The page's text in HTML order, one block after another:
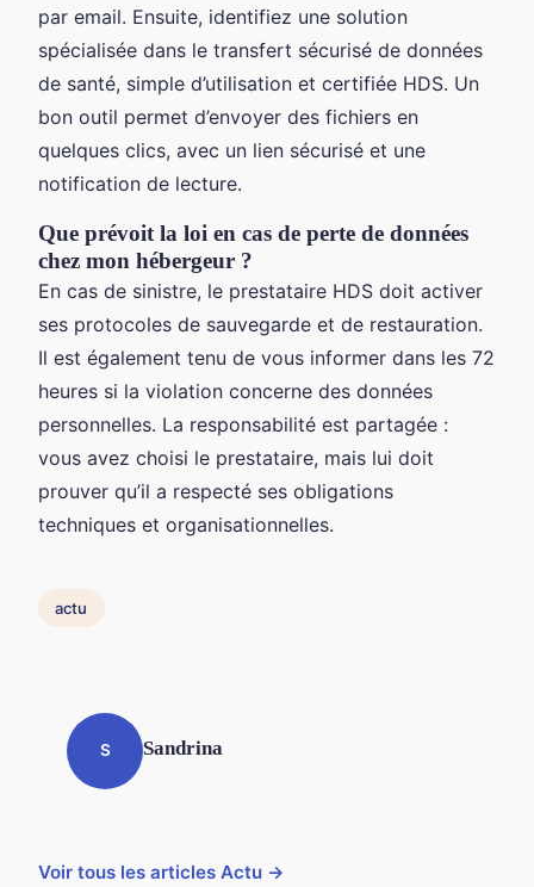
par email. Ensuite, identifiez une solution
spécialisée dans le transfert sécurisé de données
de santé, simple d’utilisation et certifiée HDS. Un
bon outil permet d’envoyer des fichiers en
quelques clics, avec un lien sécurisé et une
notification de lecture.
Que prévoit la loi en cas de perte de données
chez mon hébergeur ?
En cas de sinistre, le prestataire HDS doit activer
ses protocoles de sauvegarde et de restauration.
Il est également tenu de vous informer dans les 72
heures si la violation concerne des données
personnelles. La responsabilité est partagée :
vous avez choisi le prestataire, mais lui doit
prouver qu’il a respecté ses obligations
techniques et organisationnelles.
actu
S Sandrina
Voir tous les articles Actu →